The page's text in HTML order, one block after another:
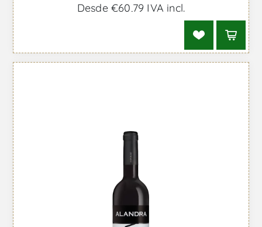
Desde €60,79 IVA incl.